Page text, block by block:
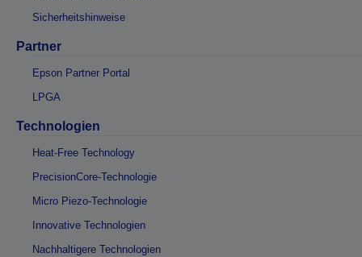
Sicherheitshinweise
Partner
Epson Partner Portal
LPGA
Technologien
Heat-Free Technology
PrecisionCore-Technologie
Micro Piezo-Technologie
Innovative Technologien
Nachhaltigere Technologien